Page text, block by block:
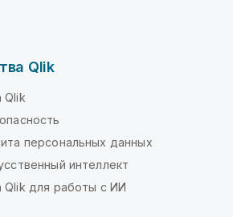
Qlik
Qlik
персональных данных
интеллект
для работы с ИИ